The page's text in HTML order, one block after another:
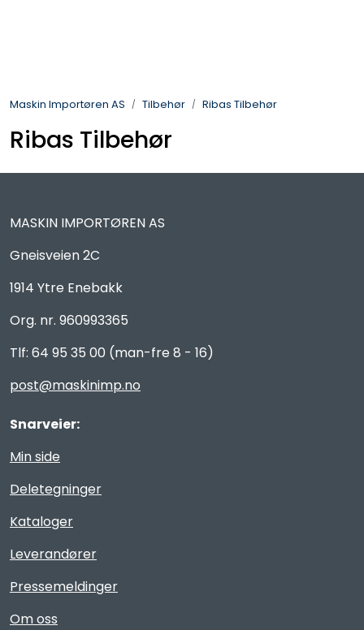
Maskin Importøren AS Tilbehør Ribas Tilbehør
Ribas Tilbehør
MASKIN IMPORTØREN AS
Gneisveien 2C
1914 Ytre Enebakk
Org. nr. 960993365
Tlf: 64 95 35 00 (man-fre 8 - 16)
post@maskinimp.no
Snarveier:
Min side
Deletegninger
Kataloger
Leverandører
Pressemeldinger
Om oss
Sprøyter
Skogsredskaper
ATV & Plentraktorutstyr
Reservedeler
Leker
Slåmaskin
Motorsag
Ryggsprøyte